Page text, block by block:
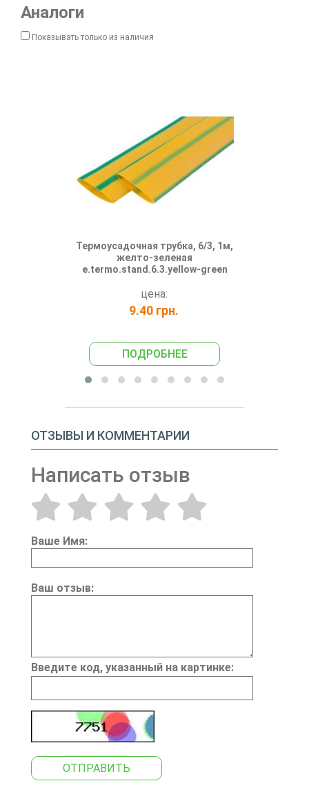
Аналоги
Показывать только из наличия
Термоусадочная трубка, 6/3, 1м,
желто-зеленая
e.termo.stand.6.3.yellow-green
цена:
9.40 грн.
ПОДРОБНЕЕ
ОТЗЫВЫ И КОММЕНТАРИИ
Написать отзыв
Ваше Имя:
Ваш отзыв:
Введите код, указанный на картинке:
ОТПРАВИТЬ